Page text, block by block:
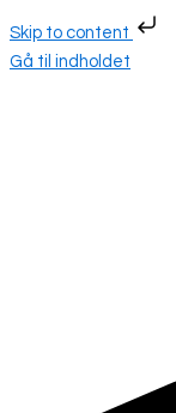
Skip to content
Gå til indholdet